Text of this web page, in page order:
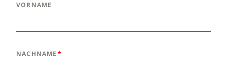
VORNAME
NACHNAME